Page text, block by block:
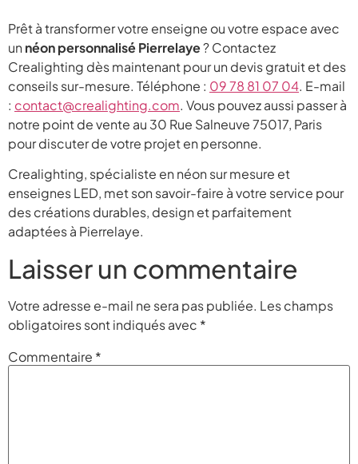
Prêt à transformer votre enseigne ou votre espace avec
un néon personnalisé Pierrelaye? Contactez
Crealighting dès maintenant pour un devis gratuit et des
conseils sur-mesure. Téléphone : 09 78 81 07 04. E-mail
: contact@crealighting.com. Vous pouvez aussi passer à
notre point de vente au 30 Rue Salneuve 75017, Paris
pour discuter de votre projet en personne.
Crealighting, spécialiste en néon sur mesure et
enseignes LED, met son savoir-faire à votre service pour
des créations durables, design et parfaitement
adaptées à Pierrelaye.
Laisser un commentaire
Votre adresse e-mail ne sera pas publiée. Les champs
obligatoires sont indiqués avec *
Commentaire *